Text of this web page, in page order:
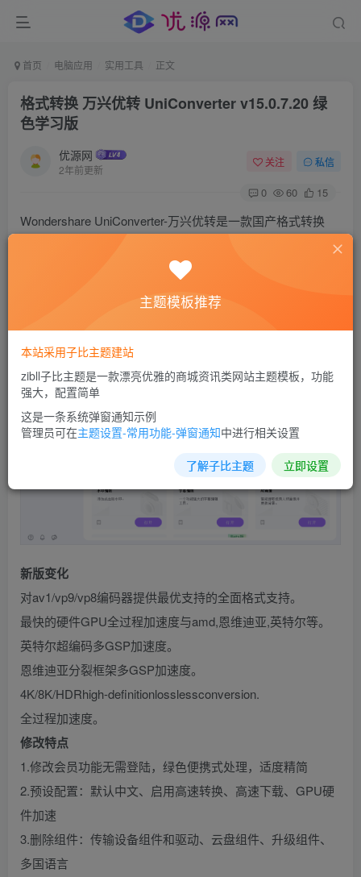
首页 电脑应用 实用工具 正文
格式转换 万兴优转 UniConverter v15.0.7.20 绿
色学习版
优源网
2年前更新
关注 私信
0 60 15
Wondershare UniConverter-万兴优转是一款国产格式转换
频,下载视频,下载视频。虽然在图片功能相对缺失，但是万兴
优转一般不会出现令人高血压的转换失败，并且颜值更加美
新版变化
对av1/vp9/vp8编码器提供最优支持的全面格式支持。
最快的硬件GPU全过程加速度与amd,恩维迪亚,英特尔等。
英特尔超编码多GSP加速度。
恩维迪亚分裂框架多GSP加速度。
4K/8K/HDRhigh-definitionlosslessconversion.
全过程加速度。
修改特点
1.修改会员功能无需登陆，绿色便携式处理，适度精简
2.预设配置：默认中文、启用高速转换、高速下载、GPU硬
件加速
3.删除组件：传输设备组件和驱动、云盘组件、升级组件、
多国语言
主题模板推荐
本站采用子比主题建站
zibll子比主题是一款漂亮优雅的商城资讯类网站主题模板，功能
强大，配置简单
这是一条系统弹窗通知示例
管理员可在主题设置-常用功能-弹窗通知中进行相关设置
了解子比主题 立即设置